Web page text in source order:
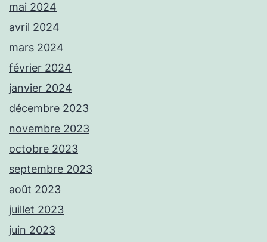
mai 2024
avril 2024
mars 2024
février 2024
janvier 2024
décembre 2023
novembre 2023
octobre 2023
septembre 2023
août 2023
juillet 2023
juin 2023